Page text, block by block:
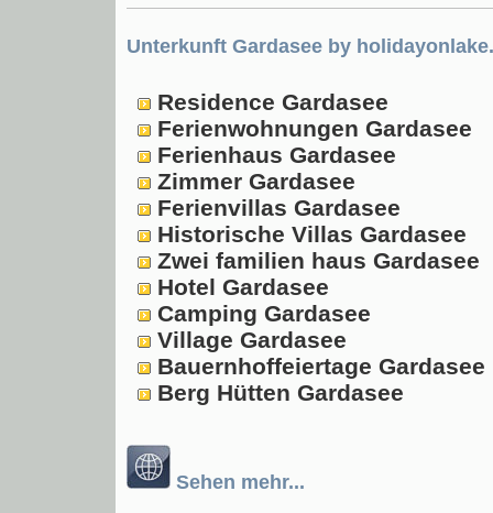
Unterkunft Gardasee by
Residence Gardasee
Ferienwohnungen Gardasee
Ferienhaus Gardasee
Zimmer Gardasee
Ferienvillas Gardasee
Historische Villas Gardasee
Zwei familien haus Gardasee
Hotel Gardasee
Camping Gardasee
Village Gardasee
Bauernhoffeiertage Gardasee
Berg Hütten Gardasee
Sehen mehr...